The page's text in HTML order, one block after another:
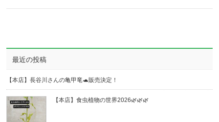
最近の投稿
【本店】長谷川さんの亀甲竜🐢販売決定！
【本店】食虫植物の世界2026🌿🌿🌿